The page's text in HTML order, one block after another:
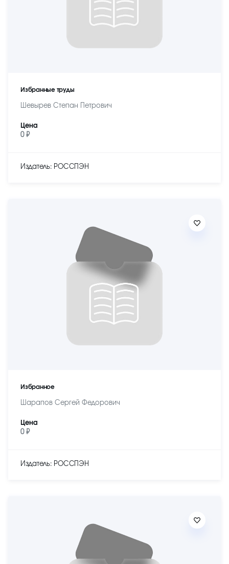
Избранные труды
Шевырев Степан Петрович
Цена
0 ₽
Издатель: РОССПЭН
Избранное
Шарапов Сергей Федорович
Цена
0 ₽
Издатель: РОССПЭН